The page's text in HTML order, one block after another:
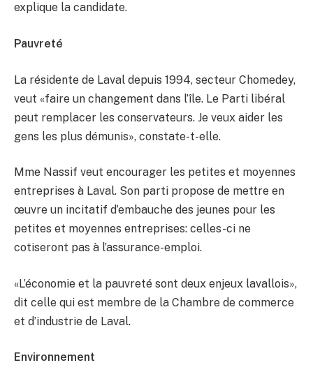
explique la candidate.
Pauvreté
La résidente de Laval depuis 1994, secteur Chomedey,
veut «faire un changement dans l’île. Le Parti libéral
peut remplacer les conservateurs. Je veux aider les
gens les plus démunis», constate-t-elle.
Mme Nassif veut encourager les petites et moyennes
entreprises à Laval. Son parti propose de mettre en
œuvre un incitatif d’embauche des jeunes pour les
petites et moyennes entreprises: celles-ci ne
cotiseront pas à l’assurance-emploi.
«L’économie et la pauvreté sont deux enjeux lavallois»,
dit celle qui est membre de la Chambre de commerce
et d’industrie de Laval.
Environnement